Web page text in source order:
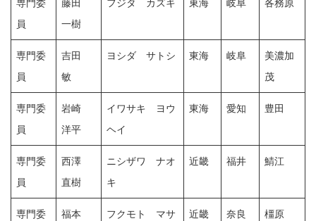
専門委
員
藤田
一樹
フジタ カズキ 東海 岐阜 各務原
専門委
員
吉田
敏
ヨシダ サトシ 東海 岐阜
美濃加
茂
専門委
員
岩崎
洋平
イワサキ ヨウ
ヘイ
東海 愛知 豊田
専門委
員
西澤
直樹
ニシザワ ナオ
キ
近畿 福井 鯖江
専門委
福本
フクモト マサ
近畿 奈良 橿原